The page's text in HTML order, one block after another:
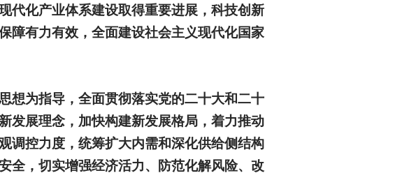
代化产业体系建设取得重要进展，科技创新
障有力有效，全面建设社会主义现代化国家
想为指导，全面贯彻落实党的二十大和二十
发展理念，加快构建新发展格局，着力推动
调控力度，统筹扩大内需和深化供给侧结构
全，切实增强经济活力、防范化解风险、改